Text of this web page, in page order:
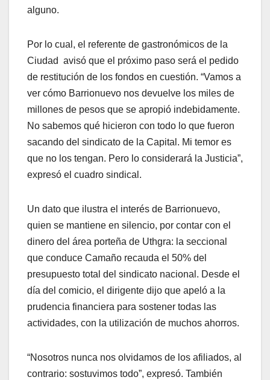
alguno.
Por lo cual, el referente de gastronómicos de la
Ciudad avisó que el próximo paso será el pedido
de restitución de los fondos en cuestión. “Vamos a
ver cómo Barrionuevo nos devuelve los miles de
millones de pesos que se apropió indebidamente.
No sabemos qué hicieron con todo lo que fueron
sacando del sindicato de la Capital. Mi temor es
que no los tengan. Pero lo considerará la Justicia”,
expresó el cuadro sindical.
Un dato que ilustra el interés de Barrionuevo,
quien se mantiene en silencio, por contar con el
dinero del área porteña de Uthgra: la seccional
que conduce Camaño recauda el 50% del
presupuesto total del sindicato nacional. Desde el
día del comicio, el dirigente dijo que apeló a la
prudencia financiera para sostener todas las
actividades, con la utilización de muchos ahorros.
“Nosotros nunca nos olvidamos de los afiliados, al
contrario: sostuvimos todo”, expresó. También